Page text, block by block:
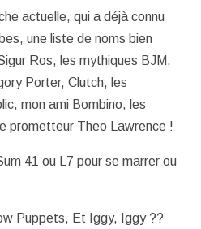
actuelle, qui a déjà connu
une liste de noms bien
Ros, les mythiques BJM,
Porter, Clutch, les
mon ami Bombino, les
prometteur Theo Lawrence !
41 ou L7 pour se marrer ou
Puppets, Et Iggy, Iggy ??